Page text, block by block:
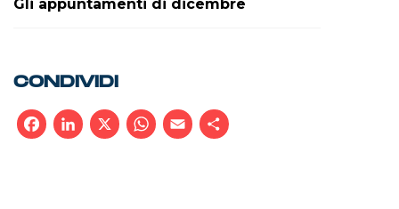
Gli appuntamenti di dicembre
CONDIVIDI